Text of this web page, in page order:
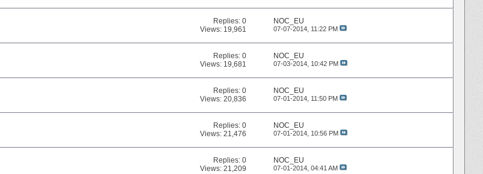
Replies:0
Views: 19,961
NOC_EU
07-07-2014, 11:22 PM
Replies:0
Views: 19,681
NOC_EU
07-03-2014, 10:42 PM
Replies:0
Views: 20,836
NOC_EU
07-01-2014, 11:50 PM
Replies:0
Views: 21,476
NOC_EU
07-01-2014, 10:56 PM
Replies:0
Views: 21,209
NOC_EU
07-01-2014, 04:41 AM